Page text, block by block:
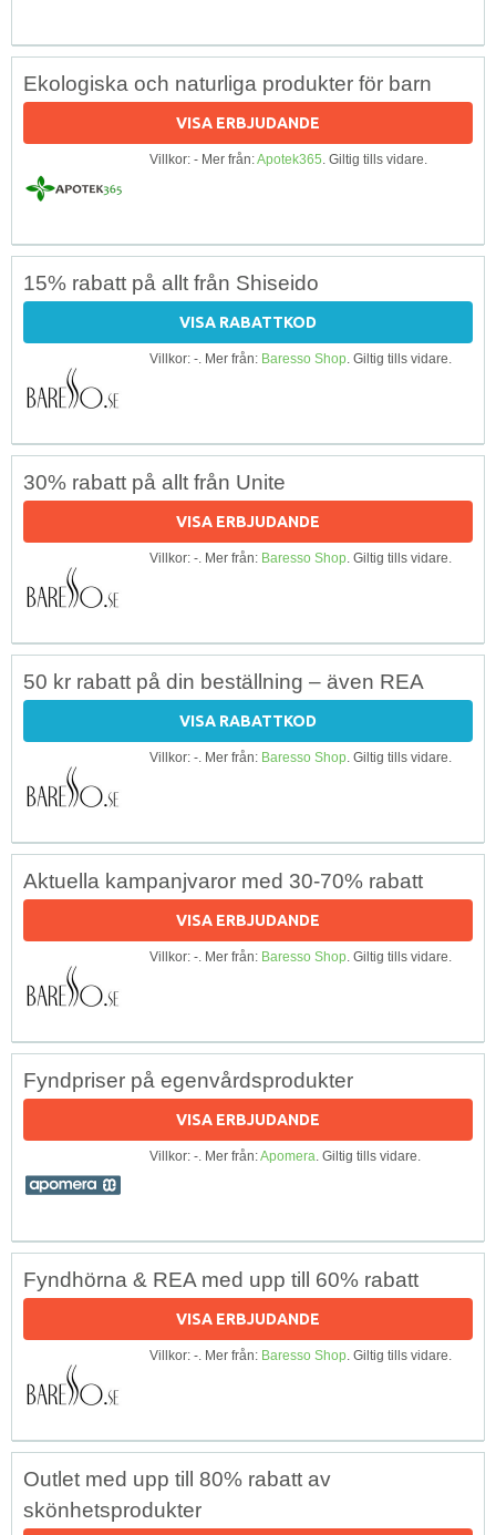
Ekologiska och naturliga produkter för barn
VISA ERBJUDANDE
Villkor: - Mer från:Apotek365. Giltig tills vidare.
15% rabatt på allt från Shiseido
VISA RABATTKOD
Villkor: -. Mer från: Baresso Shop. Giltig tills vidare.
30% rabatt på allt från Unite
VISA ERBJUDANDE
Villkor: -. Mer från: Baresso Shop. Giltig tills vidare.
50 kr rabatt på din beställning – även REA
VISA RABATTKOD
Villkor: -. Mer från: Baresso Shop. Giltig tills vidare.
Aktuella kampanjvaror med 30-70% rabatt
VISA ERBJUDANDE
Villkor: -. Mer från: Baresso Shop. Giltig tills vidare.
Fyndpriser på egenvårdsprodukter
VISA ERBJUDANDE
Villkor: -. Mer från:Apomera. Giltig tills vidare.
Fyndhörna & REA med upp till 60% rabatt
VISA ERBJUDANDE
Villkor: -. Mer från: Baresso Shop. Giltig tills vidare.
Outlet med upp till 80% rabatt av
skönhetsprodukter